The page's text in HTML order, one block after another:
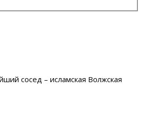
сосед – исламская Волжская